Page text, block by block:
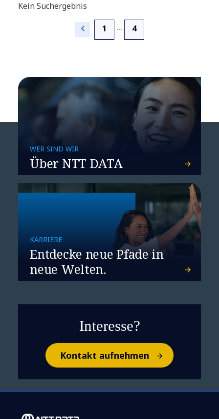
Kein Suchergebnis
1 ... 4
WER SIND WIR
Über NTT DATA
KARRIERE
Entdecke neue Pfade in
neue Welten.
Interesse?
Kontakt aufnehmen